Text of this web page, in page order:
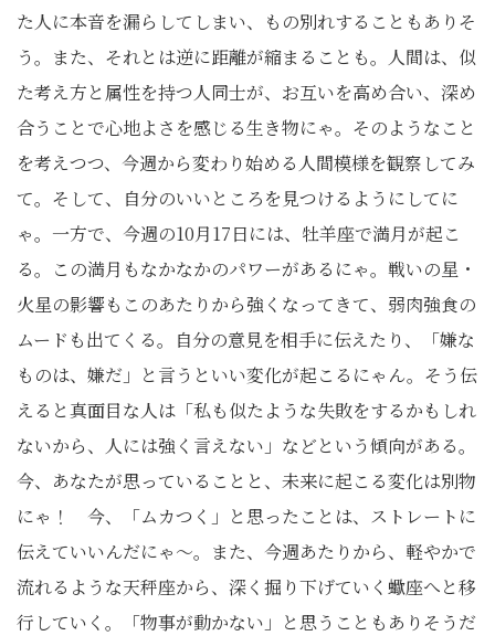
た人に本音を漏らしてしまい、もの別れすることもありそ
う。また、それとは逆に距離が縮まることも。人間は、似
た考え方と属性を持つ人同士が、お互いを高め合い、深め
合うことで心地よさを感じる生き物にゃ。そのようなこと
を考えつつ、今週から変わり始める人間模様を観察してみ
て。そして、自分のいいところを見つけるようにしてに
ゃ。一方で、今週の10月17日には、牡羊座で満月が起こ
る。この満月もなかなかのパワーがあるにゃ。戦いの星・
火星の影響もこのあたりから強くなってきて、弱肉強食の
ムードも出てくる。自分の意見を相手に伝えたり、「嫌な
ものは、嫌だ」と言うといい変化が起こるにゃん。そう伝
えると真面目な人は「私も似たような失敗をするかもしれ
ないから、人には強く言えない」などという傾向がある。
今、あなたが思っていることと、未来に起こる変化は別物
にゃ！ 今、「ムカつく」と思ったことは、ストレートに
伝えていいんだにゃ〜。また、今週あたりから、軽やかで
流れるような天秤座から、深く掘り下げていく蠍座へと移
行していく。「物事が動かない」と思うこともありそうだ